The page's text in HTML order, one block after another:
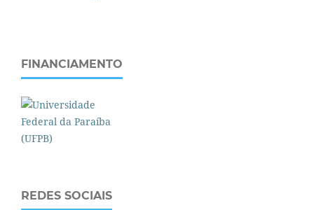
FINANCIAMENTO
REDES SOCIAIS